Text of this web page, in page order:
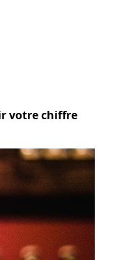
votre chiffre